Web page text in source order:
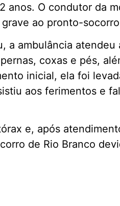
anos. O condutor da
ao pronto-
a ambulância atendeu
coxas e pés,
inicial, ela foi
aos ferimentos e
e, após
de Rio Branco